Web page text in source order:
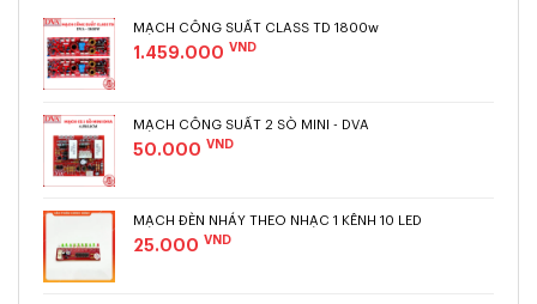
MẠCH CÔNG SUẤT CLASS TD 1800w
1.459.000 VND
MẠCH CÔNG SUẤT 2 SÒ MINI - DVA
50.000 VND
MẠCH ĐÈN NHÁY THEO NHẠC 1 KÊNH 10 LED
25.000 VND